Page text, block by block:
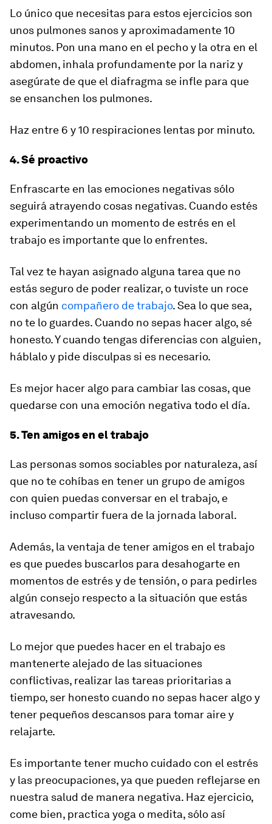
Lo único que necesitas para estos ejercicios son
unos pulmones sanos y aproximadamente 10
minutos. Pon una mano en el pecho y la otra en el
abdomen, inhala profundamente por la nariz y
asegúrate de que el diafragma se infle para que
se ensanchen los pulmones.
Haz entre 6 y 10 respiraciones lentas por minuto.
4. Sé proactivo
Enfrascarte en las emociones negativas sólo
seguirá atrayendo cosas negativas. Cuando estés
experimentando un momento de estrés en el
trabajo es importante que lo enfrentes.
Tal vez te hayan asignado alguna tarea que no
estás seguro de poder realizar, o tuviste un roce
con algún compañero de trabajo. Sea lo que sea,
no te lo guardes. Cuando no sepas hacer algo, sé
honesto. Y cuando tengas diferencias con alguien,
háblalo y pide disculpas si es necesario.
Es mejor hacer algo para cambiar las cosas, que
quedarse con una emoción negativa todo el día.
5. Ten amigos en el trabajo
Las personas somos sociables por naturaleza, así
que no te cohíbas en tener un grupo de amigos
con quien puedas conversar en el trabajo, e
incluso compartir fuera de la jornada laboral.
Además, la ventaja de tener amigos en el trabajo
es que puedes buscarlos para desahogarte en
momentos de estrés y de tensión, o para pedirles
algún consejo respecto a la situación que estás
atravesando.
Lo mejor que puedes hacer en el trabajo es
mantenerte alejado de las situaciones
conflictivas, realizar las tareas prioritarias a
tiempo, ser honesto cuando no sepas hacer algo y
tener pequeños descansos para tomar aire y
relajarte.
Es importante tener mucho cuidado con el estrés
y las preocupaciones, ya que pueden reflejarse en
nuestra salud de manera negativa. Haz ejercicio,
come bien, practica yoga o medita, sólo así